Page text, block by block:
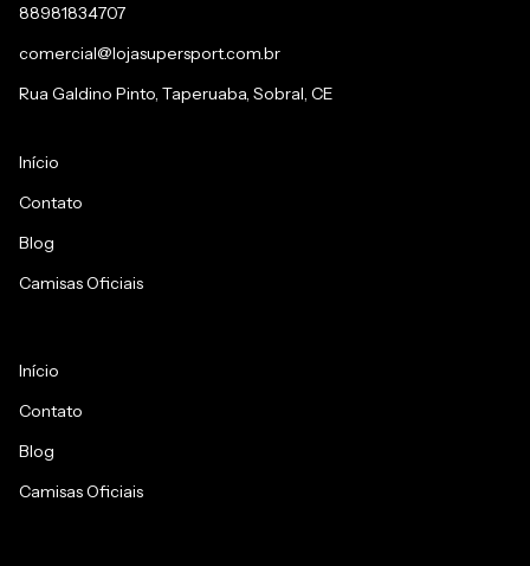
88981834707
comercial@lojasupersport.com.br
Rua Galdino Pinto, Taperuaba, Sobral, CE
Início
Contato
Blog
Camisas Oficiais
Início
Contato
Blog
Camisas Oficiais